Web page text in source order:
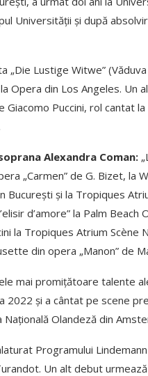
Universității și după
„Die Lustige Witwe”
Opera din Los Angeles.
Giacomo Puccini, rol cantat
Alexandra Coman:
„Carmen” de G. Bizet, la
și la Tropiques
d’amore” la Palm
la Tropiques Atrium
din opera „Manon” de
mai promițătoare talente
2022 și a cântat pe scene
Olandeză din
Programului
Un alt debut